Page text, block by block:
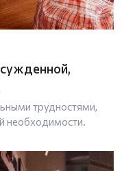
трудностями,
необходимости.